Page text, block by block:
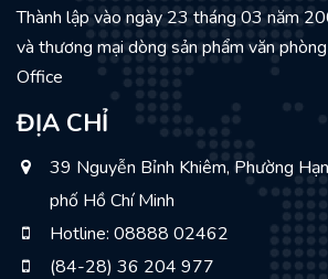
Thành lập vào ngày 23 tháng 03 năm
và thương mại dòng sản phẩm văn
Office
ĐỊA CHỈ
39 Nguyễn Bỉnh Khiêm, Phường
phố Hồ Chí Minh
Hotline: 08888 02462
(84-28) 36 204 977